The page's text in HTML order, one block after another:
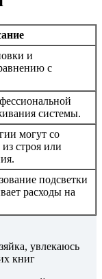
и
с
системы.
могут со
строя или
подсветки
расходы на
увлекаюсь
книг